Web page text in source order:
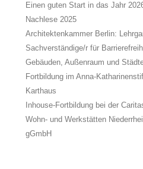
Einen guten Start in das Jahr
Nachlese 2025
Architektenkammer Berlin:
Sachverständige/r für
Gebäuden, Außenraum und
Fortbildung im Anna-
Karthaus
Inhouse-Fortbildung bei der
Wohn- und Werkstätten
gGmbH